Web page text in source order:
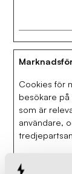
Cookies för
besökare på
som är
användare,
Namn